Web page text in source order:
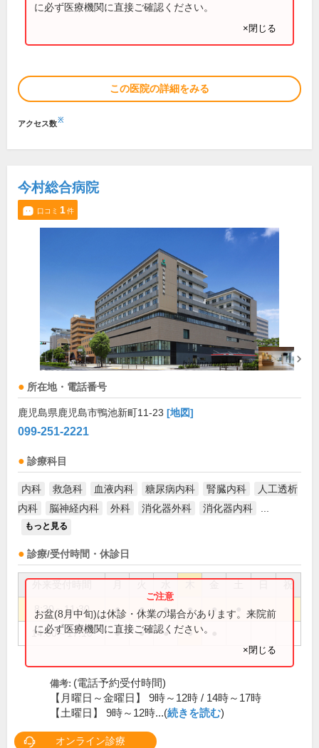
に必ず医療機関に直接ご確認ください。
×閉じる
この医院の詳細をみる
アクセス数※
今村総合病院
口コミ 1件
所在地・電話番号
鹿児島県鹿児島市鴨池新町11-23 [地図]
099-251-2221
診療科目
内科 救急科 血液内科 糖尿病内科 腎臓内科
人工透析
内科
脳神経内科 外科 消化器外科 消化器内科
もっと見る
診療/受付時間・休診日
祝
8:30～11:30 ● ● ● ● ●
14:00～17:10 ● ● ● ●
お盆(8月中旬)は休診・休業の場合があります。来院前
に必ず医療機関に直接ご確認ください。
×閉じる
備考: (電話予約受付時間)
【月曜日～金曜日】 9時～12時 / 14時～17時
【土曜日】 9時～12時...(続きを読む)
オンライン診療